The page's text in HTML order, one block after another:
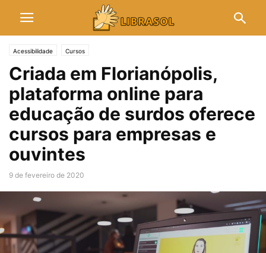
Acessibilidade Cursos
Criada em Florianópolis,
plataforma online para
educação de surdos oferece
cursos para empresas e
ouvintes
9 de fevereiro de 2020